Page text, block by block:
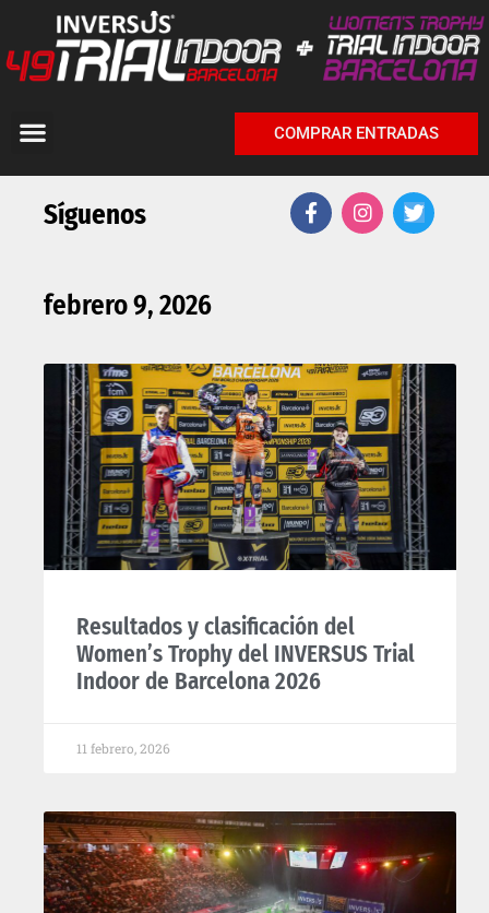
COMPRAR ENTRADAS
Síguenos
febrero 9, 2026
Resultados y clasificación del
Women’s Trophy del INVERSUS Trial
Indoor de Barcelona 2026
11 febrero, 2026